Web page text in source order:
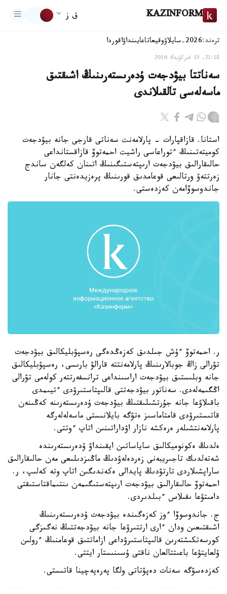
KAZINFORM ق ز
ترەند:2026-سايلاۋ وقيعاتاعايىنداۋاقوردا
21:18, 15 قىركۇيەك 2016
سەناتتا بيۋدجەت ۇدەرىستەرىنىڭ اشىقتىق
ماسەلەسى تالقىلاندى
استانا. قازاقپارات - پارلامەنت سەناتى قارجى جانە بيۋدجەت
كوميتەتىنىڭ ءتوراعاسى راشيت احمەتوۆ قازاقستانداعى
حالىقارالىق بيۋدجەت ارىپتەستىگىنىڭ اتىنان كەلگەن ساندج
زەرتتەۋ ورتالىعى قوعامدىق قورىنىڭ پرەزيدەنتى جانار
جاندوسوۆامەن كەزدەستى.
ر. احمەتوۆ ءۇش جىلدىق كەزەڭدەگى رەسپۋبليكالىق بيۋدجەت
تۋرالى زاڭ جوبالارىنىڭ پارلامەنتتە قارالۋ بارىسى، رەسپۋبليكالىق
جانە وبلىستىق بيۋدجەت اراسىنداعى ترانسفەرتتەر كولەمى تۋرالى
اڭگىمەلەدى. سەناتور بيۋدجەتتى قالىپتاستىرۋدى ءتيىمدى
باقىلاۋعا جانە جۇرتشىلىقتىڭ بيۋدجەت ۇدەرىستەرىنە كەڭىنەن
قاتىستىرۋدى قامتاماسىز ەتۋگە بايلانىستى ماسەلەلەرگە
پارلامەنتشىلەر ەرەكشە نازار اۋداراتىنىن اتاپ ءوتتى.
ەلدىڭ ەكونوميكالىق ساياساتىن ايقىنداۋ ۇدەرىستەرىندە
شەتەلدىك تاجىريبەنى زەردەلەۋدىڭ ماڭىزدىلىعى مەن حالىقارالىق
ساراپشىلاردى تارتۋدىڭ پايدالى ەكەندىگىن اتاپ وتە كەلىپ، ر.
احمەتوۆ حالىقارالىق بيۋدجەت ارىپتەستىگىمەن ىنتىماقتاستىقتى
دامىتۋعا ىقىلاس ءبىلدىردى.
ج. جاندوسوۆا ءوز كەزەگىندە بيۋدجەت ۇدەرىستەرىنىڭ
اشىقتىعىن ودان ءارى ارتتىرۋعا جانە بيۋدجەتتىڭ نەگىزگى
كورسەتكىشتەرىن قالىپتاستىرۋداعى ازاماتتىق قوعامنىڭ ءرولىن
ۇلعايتۋعا باعىتتالعان ناقتى ۇسىنىستار ايتتى.
كەزدەسۋگە سەنات دەپۋتاتى ولگا پەرەپەچينا قاتىستى.